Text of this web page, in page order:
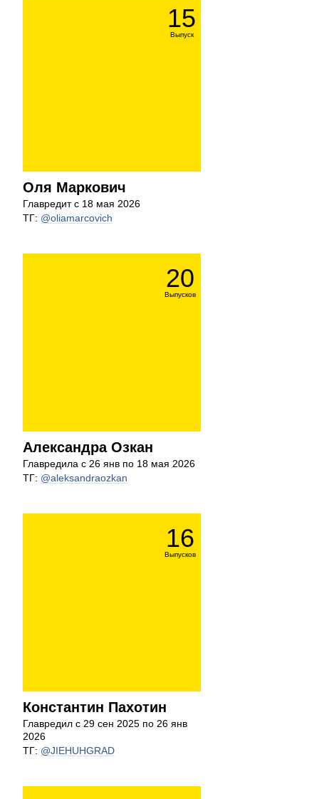
15
Выпуск
Оля Маркович
Главредит с 18 мая 2026
ТГ: @oliamarcovich
20
Выпусков
Александра Озкан
Главредила с 26 янв по 18 мая 2026
ТГ: @aleksandraozkan
16
Выпусков
Константин Пахотин
Главредил с 29 сен 2025 по 26 янв
2026
ТГ: @JIEHUHGRAD